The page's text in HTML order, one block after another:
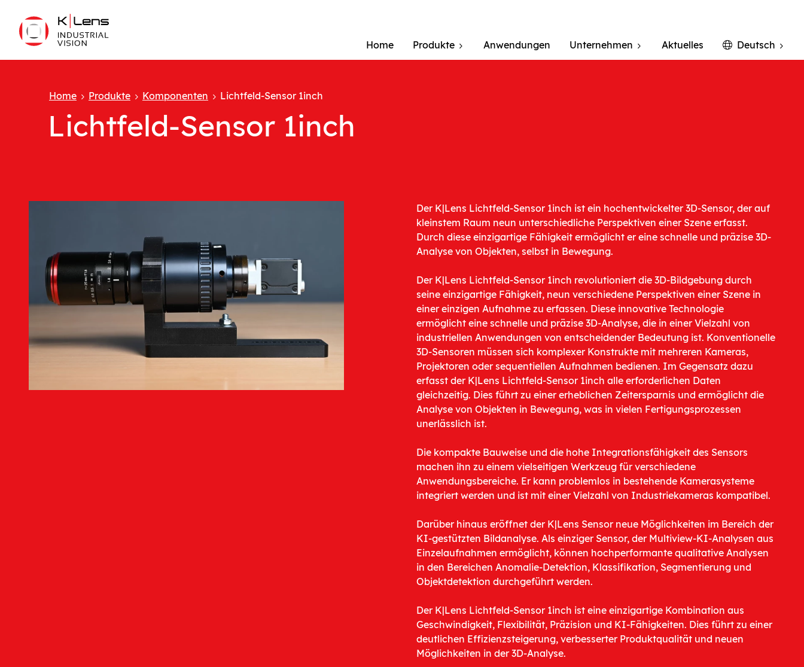
Home Produkte Anwendungen Unternehmen Aktuelles Deutsch
Home Produkte Komponenten Lichtfeld-Sensor 1inch
Lichtfeld-Sensor 1inch
Der K|Lens Lichtfeld-Sensor 1inch ist ein hochentwickelter 3D-Sensor, der auf
kleinstem Raum neun unterschiedliche Perspektiven einer Szene erfasst.
Durch diese einzigartige Fähigkeit ermöglicht er eine schnelle und präzise 3D-
Analyse von Objekten, selbst in Bewegung.
Der K|Lens Lichtfeld-Sensor 1inch revolutioniert die 3D-Bildgebung durch
seine einzigartige Fähigkeit, neun verschiedene Perspektiven einer Szene in
einer einzigen Aufnahme zu erfassen. Diese innovative Technologie
ermöglicht eine schnelle und präzise 3D-Analyse, die in einer Vielzahl von
industriellen Anwendungen von entscheidender Bedeutung ist. Konventionelle
3D-Sensoren müssen sich komplexer Konstrukte mit mehreren Kameras,
Projektoren oder sequentiellen Aufnahmen bedienen. Im Gegensatz dazu
erfasst der K|Lens Lichtfeld-Sensor 1inch alle erforderlichen Daten
gleichzeitig. Dies führt zu einer erheblichen Zeitersparnis und ermöglicht die
Analyse von Objekten in Bewegung, was in vielen Fertigungsprozessen
unerlässlich ist.
Die kompakte Bauweise und die hohe Integrationsfähigkeit des Sensors
machen ihn zu einem vielseitigen Werkzeug für verschiedene
Anwendungsbereiche. Er kann problemlos in bestehende Kamerasysteme
integriert werden und ist mit einer Vielzahl von Industriekameras kompatibel.
Darüber hinaus eröffnet der K|Lens Sensor neue Möglichkeiten im Bereich der
KI-gestützten Bildanalyse. Als einziger Sensor, der Multiview-KI-Analysen aus
Einzelaufnahmen ermöglicht, können hochperformante qualitative Analysen
in den Bereichen Anomalie-Detektion, Klassifikation, Segmentierung und
Objektdetektion durchgeführt werden.
Der K|Lens Lichtfeld-Sensor 1inch ist eine einzigartige Kombination aus
Geschwindigkeit, Flexibilität, Präzision und KI-Fähigkeiten. Dies führt zu einer
deutlichen Effizienzsteigerung, verbesserter Produktqualität und neuen
Möglichkeiten in der 3D-Analyse.